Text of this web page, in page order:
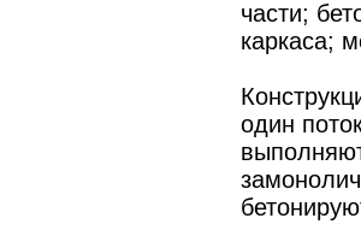
части;
каркаса;
один